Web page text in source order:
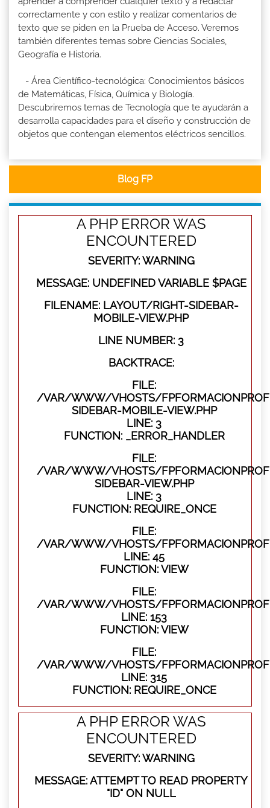
correctamente y con estilo y realizar comentarios de
texto que se piden en la Prueba de Acceso. Veremos
también diferentes temas sobre Ciencias Sociales,
Geografía e Historia.
- Área Científico-tecnológica: Conocimientos básicos
de Matemáticas, Física, Química y Biología.
Descubriremos temas de Tecnología que te ayudarán a
desarrolla capacidades para el diseño y construcción de
objetos que contengan elementos eléctricos sencillos.
Blog FP
A PHP ERROR WAS
ENCOUNTERED
SEVERITY: WARNING
MESSAGE: UNDEFINED VARIABLE $PAGE
FILENAME: LAYOUT/RIGHT-SIDEBAR-
MOBILE-VIEW.PHP
LINE NUMBER: 3
BACKTRACE:
FILE:
/VAR/WWW/VHOSTS/
SIDEBAR-MOBILE-VIEW.PHP
LINE: 3
FUNCTION: _ERROR_HANDLER
FILE:
/VAR/WWW/VHOSTS/
SIDEBAR-VIEW.PHP
LINE: 3
FUNCTION: REQUIRE_ONCE
FILE:
/VAR/WWW/VHOSTS/
LINE: 45
FUNCTION: VIEW
FILE:
/VAR/WWW/VHOSTS/
LINE: 153
FUNCTION: VIEW
FILE:
/VAR/WWW/VHOSTS/
LINE: 315
FUNCTION: REQUIRE_ONCE
A PHP ERROR WAS
ENCOUNTERED
SEVERITY: WARNING
MESSAGE: ATTEMPT TO READ PROPERTY
"ID" ON NULL